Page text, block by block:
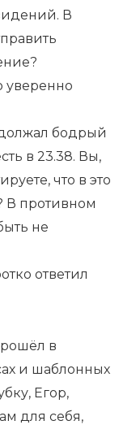
В
уверенно
бодрый
в 23.38. Вы,
что в это
В противном
не
ответил
в
и шаблонных
Егор,
для себя,